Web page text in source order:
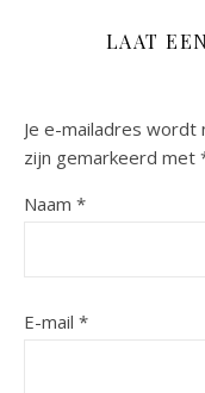
LAAT
Je e-mailadres wordt
zijn gemarkeerd met
Naam *
E-mail *